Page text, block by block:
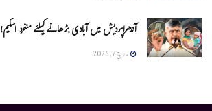
آندھراپردیش میں آبادی بڑھانے کیلئے منفرد اسکیم!
مارچ 7, 2026